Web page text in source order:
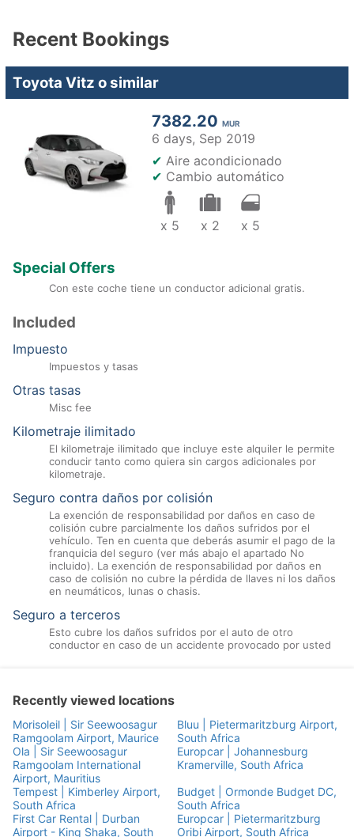
Recent Bookings
Toyota Vitz o similar
7382.20 MUR
6 days, Sep 2019
✔ Aire acondicionado
✔ Cambio automático
x 5 x 2 x 5
Special Offers
Con este coche tiene un conductor adicional gratis.
Included
Impuesto
Impuestos y tasas
Otras tasas
Misc fee
Kilometraje ilimitado
El kilometraje ilimitado que incluye este alquiler le permite
conducir tanto como quiera sin cargos adicionales por
kilometraje.
Seguro contra daños por colisión
La exención de responsabilidad por daños en caso de
colisión cubre parcialmente los daños sufridos por el
vehículo. Ten en cuenta que deberás asumir el pago de la
franquicia del seguro (ver más abajo el apartado No
incluido). La exención de responsabilidad por daños en
caso de colisión no cubre la pérdida de llaves ni los daños
en neumáticos, lunas o chasis.
Seguro a terceros
Esto cubre los daños sufridos por el auto de otro
conductor en caso de un accidente provocado por usted
Recently viewed locations
Morisoleil | Sir Seewoosagur
Ramgoolam Airport, Maurice
Bluu | Pietermaritzburg Airport,
South Africa
Ola | Sir Seewoosagur
Ramgoolam International
Airport, Mauritius
Europcar | Johannesburg
Kramerville, South Africa
Tempest | Kimberley Airport,
South Africa
Budget | Ormonde Budget DC,
South Africa
First Car Rental | Durban
Airport - King Shaka, South
Europcar | Pietermaritzburg
Oribi Airport, South Africa